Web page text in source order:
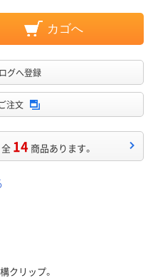
カゴへ
グへ登録
注文
全 14 商品あります。
クリップ。